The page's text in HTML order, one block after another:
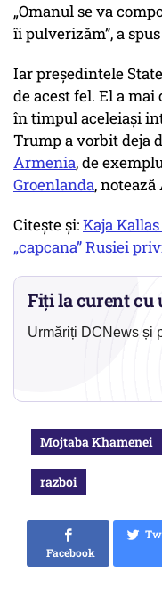
„Omanul se va
îi pulverizăm”, a
Iar preşedintele
de acest fel. El a
în timpul aceleiaşi
Trump a vorbit deja
Armenia, de
Groenlanda,
Citește și:Kaja
„capcana” Rusiei
Fiți la curent cu
Urmăriți DCNews și
Mojtaba Khamenei
razboi
Facebook